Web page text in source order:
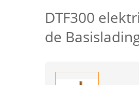
DTF300
de